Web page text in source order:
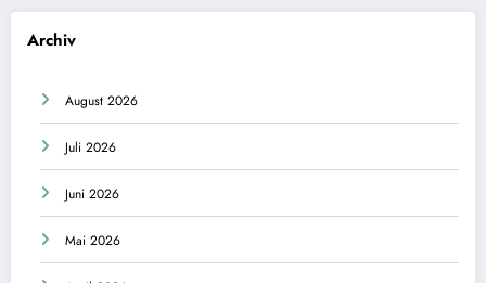
Archiv
August 2026
Juli 2026
Juni 2026
Mai 2026